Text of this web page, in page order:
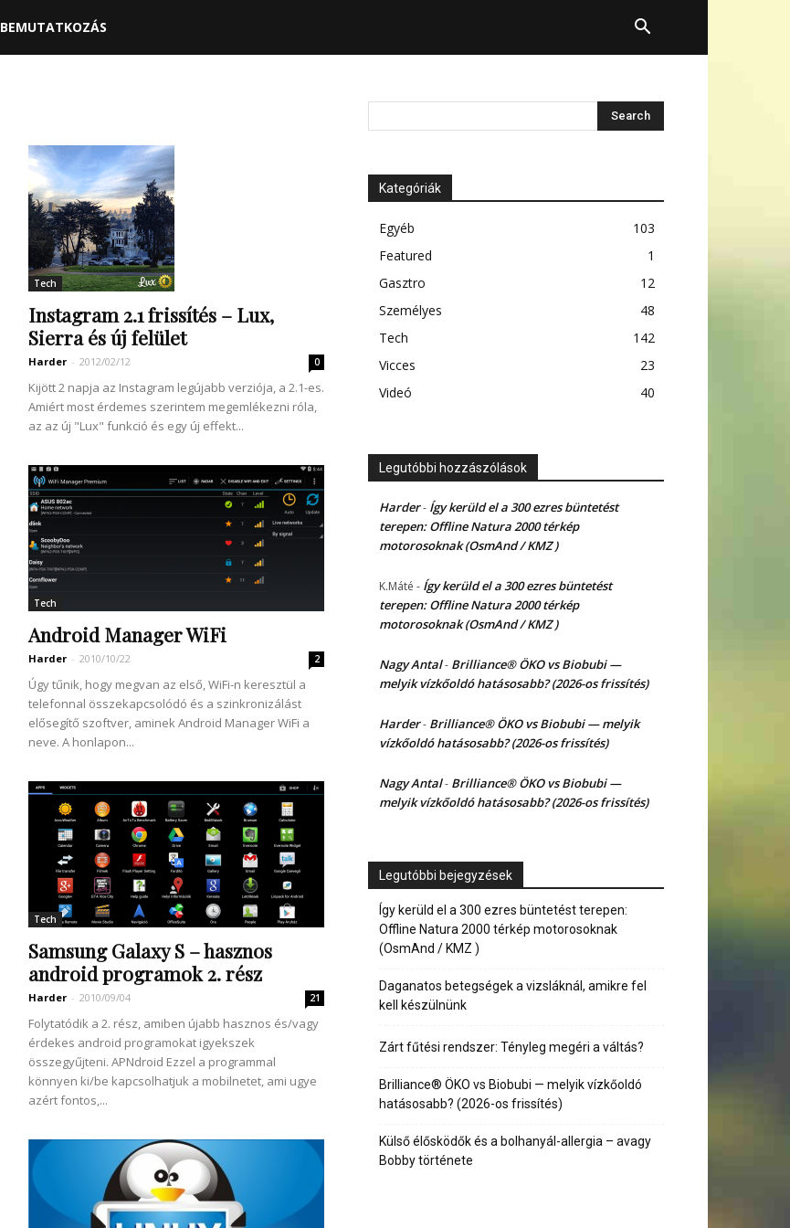
BEMUTATKOZÁS
Tech
Instagram 2.1 frissítés – Lux,
Sierra és új felület
Harder - 2012/02/12 0
Kijött 2 napja az Instagram legújabb verziója, a 2.1-es.
Amiért most érdemes szerintem megemlékezni róla,
az az új "Lux" funkció és egy új effekt...
Tech
Android Manager WiFi
Harder - 2010/10/22 2
Úgy tűnik, hogy megvan az első, WiFi-n keresztül a
telefonnal összekapcsolódó és a szinkronizálást
elősegítő szoftver, aminek Android Manager WiFi a
neve. A honlapon...
Tech
Samsung Galaxy S – hasznos
android programok 2. rész
Harder - 2010/09/04 21
Folytatódik a 2. rész, amiben újabb hasznos és/vagy
érdekes android programokat igyekszek
összegyűjteni. APNdroid Ezzel a programmal
könnyen ki/be kapcsolhatjuk a mobilnetet, ami ugye
azért fontos,...
Kategóriák
Egyéb
103
Featured
1
Gasztro
12
Személyes
48
Tech
142
Vicces
23
Videó
40
Legutóbbi hozzászólások
Harder- Így kerüld el a 300 ezres büntetést
terepen: Offline Natura 2000 térkép
motorosoknak (OsmAnd / KMZ )
K.Máté - Így kerüld el a 300 ezres büntetést
terepen: Offline Natura 2000 térkép
motorosoknak (OsmAnd / KMZ )
Nagy Antal- Brilliance® ÖKO vs Biobubi —
melyik vízkőoldó hatásosabb? (2026-os frissítés)
Harder- Brilliance® ÖKO vs Biobubi — melyik
vízkőoldó hatásosabb? (2026-os frissítés)
Nagy Antal- Brilliance® ÖKO vs Biobubi —
melyik vízkőoldó hatásosabb? (2026-os frissítés)
Legutóbbi bejegyzések
Így kerüld el a 300 ezres büntetést terepen:
Offline Natura 2000 térkép motorosoknak
(OsmAnd / KMZ )
Daganatos betegségek a vizsláknál, amikre fel
kell készülnünk
Zárt fűtési rendszer: Tényleg megéri a váltás?
Brilliance® ÖKO vs Biobubi — melyik vízkőoldó
hatásosabb? (2026-os frissítés)
Külső élősködők és a bolhanyál-allergia – avagy
Bobby története